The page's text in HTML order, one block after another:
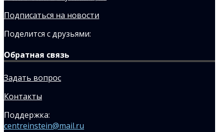
Подписаться на новости
Поделится с друзьями:
Обратная связь
Задать вопрос
Контакты
Поддержка:
centreinstein@mail.ru